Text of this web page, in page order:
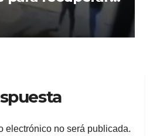
en Berisso
electrónico no será publicada.